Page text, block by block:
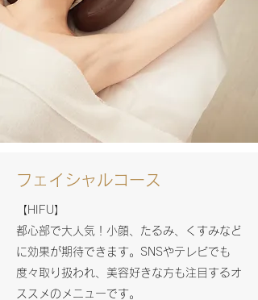
フェイシャルコース
【HIFU】
都心部で大人気！小顔、たるみ、くすみなど
に効果が期待できます。SNSやテレビでも
度々取り扱われ、美容好きな方も注目するオ
ススメのメニューです。